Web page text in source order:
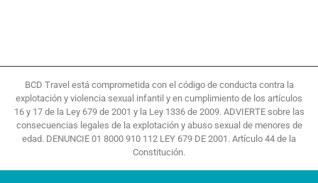
BCD Travel está comprometida con el código de conducta contra la
explotación y violencia sexual infantil y en cumplimiento de los artículos
16 y 17 de la Ley 679 de 2001 y la Ley 1336 de 2009. ADVIERTE sobre las
consecuencias legales de la explotación y abuso sexual de menores de
edad. DENUNCIE 01 8000 910 112 LEY 679 DE 2001. Artículo 44 de la
Constitución.